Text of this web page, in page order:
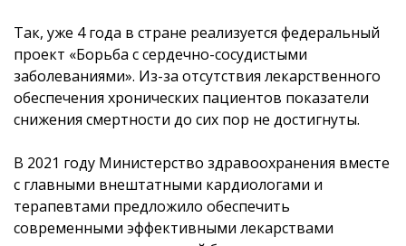
Так, уже 4 года в стране реализуется федеральный
проект «Борьба с сердечно-сосудистыми
заболеваниями». Из-за отсутствия лекарственного
обеспечения хронических пациентов показатели
снижения смертности до сих пор не достигнуты.
В 2021 году Министерство здравоохранения вместе
с главными внештатными кардиологами и
терапевтами предложило обеспечить
современными эффективными лекарствами